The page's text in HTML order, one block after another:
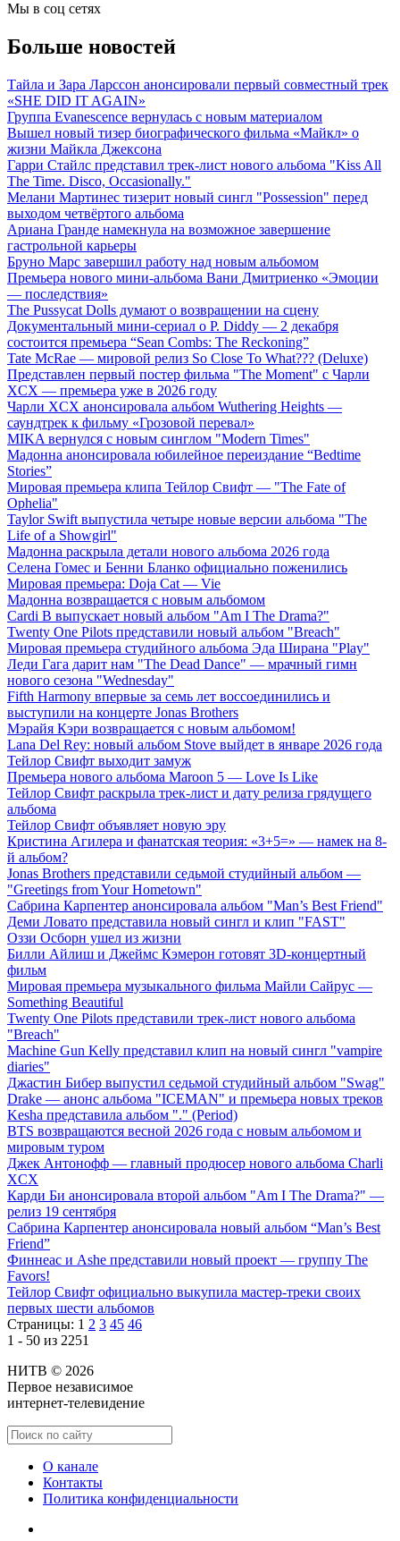
Мы в соц сетях
Больше новостей
Тайла и Зара Ларссон анонсировали первый совместный трек
«SHE DID IT AGAIN»
Группа Evanescence вернулась с новым материалом
Вышел новый тизер биографического фильма «Майкл» о
жизни Майкла Джексона
Гарри Стайлс представил трек-лист нового альбома "Kiss All
The Time. Disco, Occasionally."
Мелани Мартинес тизерит новый сингл "Possession" перед
выходом четвёртого альбома
Ариана Гранде намекнула на возможное завершение
гастрольной карьеры
Бруно Марс завершил работу над новым альбомом
Премьера нового мини-альбома Вани Дмитриенко «Эмоции
— последствия»
The Pussycat Dolls думают о возвращении на сцену
Документальный мини-сериал о P. Diddy — 2 декабря
состоится премьера “Sean Combs: The Reckoning”
Tate McRae — мировой релиз So Close To What??? (Deluxe)
Представлен первый постер фильма "The Moment" с Чарли
XCX — премьера уже в 2026 году
Чарли XCX анонсировала альбом Wuthering Heights —
саундтрек к фильму «Грозовой перевал»
MIKA вернулся с новым синглом "Modern Times"
Мадонна анонсировала юбилейное переиздание “Bedtime
Stories”
Мировая премьера клипа Тейлор Свифт — "The Fate of
Ophelia"
Taylor Swift выпустила четыре новые версии альбома "The
Life of a Showgirl"
Мадонна раскрыла детали нового альбома 2026 года
Селена Гомес и Бенни Бланко официально поженились
Мировая премьера: Doja Cat — Vie
Мадонна возвращается с новым альбомом
Cardi B выпускает новый альбом "Am I The Drama?"
Twenty One Pilots представили новый альбом "Breach"
Мировая премьера студийного альбома Эда Ширана "Play"
Леди Гага дарит нам "The Dead Dance" — мрачный гимн
нового сезона "Wednesday"
Fifth Harmony впервые за семь лет воссоединились и
выступили на концерте Jonas Brothers
Мэрайя Кэри возвращается с новым альбомом!
Lana Del Rey: новый альбом Stove выйдет в январе 2026 года
Тейлор Свифт выходит замуж
Премьера нового альбома Maroon 5 — Love Is Like
Тейлор Свифт раскрыла трек-лист и дату релиза грядущего
альбома
Тейлор Свифт объявляет новую эру
Кристина Агилера и фанатская теория: «3+5=» — намек на 8-
й альбом?
Jonas Brothers представили седьмой студийный альбом —
"Greetings from Your Hometown"
Сабрина Карпентер анонсировала альбом "Man’s Best Friend"
Деми Ловато представила новый сингл и клип "FAST"
Оззи Осборн ушел из жизни
Билли Айлиш и Джеймс Кэмерон готовят 3D-концертный
фильм
Мировая премьера музыкального фильма Майли Сайрус —
Something Beautiful
Twenty One Pilots представили трек-лист нового альбома
"Breach"
Machine Gun Kelly представил клип на новый сингл "vampire
diaries"
Джастин Бибер выпустил седьмой студийный альбом "Swag"
Drake — анонс альбома "ICEMAN" и премьера новых треков
Kesha представила альбом "." (Period)
BTS возвращаются весной 2026 года с новым альбомом и
мировым туром
Джек Антонофф — главный продюсер нового альбома Charli
XCX
Карди Би анонсировала второй альбом "Am I The Drama?" —
релиз 19 сентября
Сабрина Карпентер анонсировала новый альбом “Man’s Best
Friend”
Финнеас и Ashe представили новый проект — группу The
Favors!
Тейлор Свифт официально выкупила мастер-треки своих
первых шести альбомов
Страницы: 1 2 3 45 46
1 - 50 из 2251
НИТВ © 2026
Первое независимое
интернет-телевидение
О канале
Контакты
Политика конфиденциальности